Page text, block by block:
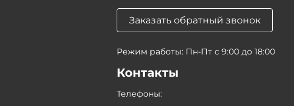
Заказать обратный звонок
Режим работы: Пн-Пт с 9:00 до 18:00
Контакты
Телефоны: